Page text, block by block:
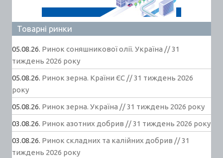
Товарні ринки
05.08.26. Ринок соняшникової олії. Україна // 31
тиждень 2026 року
05.08.26. Ринок зерна. Країни ЄС // 31 тиждень 2026
року
05.08.26. Ринок зерна. Україна // 31 тиждень 2026 року
03.08.26. Ринок азотних добрив // 31 тиждень 2026 року
03.08.26. Ринок складних та калійних добрив // 31
тиждень 2026 року